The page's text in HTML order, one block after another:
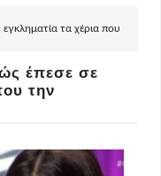
τα χέρια που
έπεσε σε
την